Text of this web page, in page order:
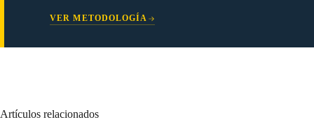
VER METODOLOGÍA
Artículos relacionados